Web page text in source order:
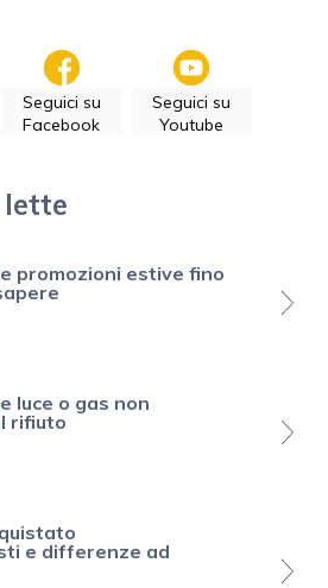
Seguici su
Facebook
Seguici su
Youtube
promozioni estive fino
luce o gas non
rifiuto
e differenze ad